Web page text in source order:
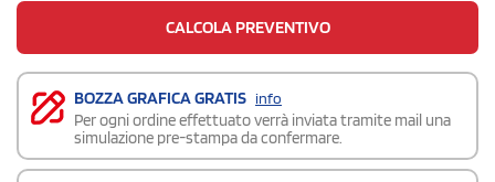
CALCOLA PREVENTIVO
BOZZA GRAFICA GRATIS info
Per ogni ordine effettuato verrà inviata tramite mail una
simulazione pre-stampa da confermare.